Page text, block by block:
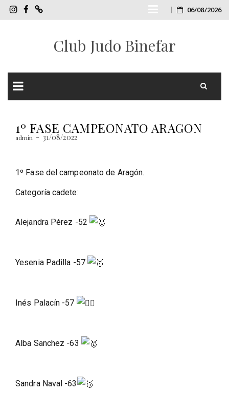
InstagramCJB
FacebookCJB
TIENDA
Skip
content
06/08/2026
Club Judo Binefar
content
1º FASE CAMPEONATO ARAGON
admin 31/08/2022
1º Fase del campeonato de Aragón.
Categoría cadete:
Alejandra Pérez -52
Yesenia Padilla -57
Inés Palacín -57
Alba Sanchez -63
Sandra Naval -63